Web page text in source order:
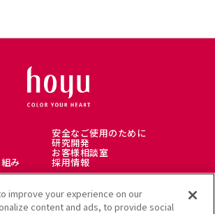
安全なご使用のために
研究開発
お客様相談室
み 採用情報
improve your experience on our
content and ads, to provide social